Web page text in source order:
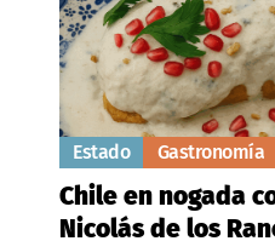
Estado Gastronomía
Chile en nogada
Nicolás de los